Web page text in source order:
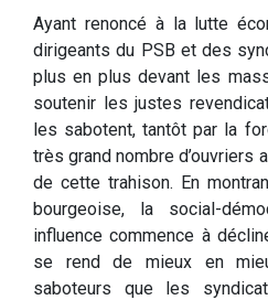
Ayant renoncé à la lutte
dirigeants du PSB et des
plus en plus devant les
soutenir les justes
les sabotent, tantôt par la
très grand nombre d’ouvriers
de cette trahison. En
bourgeoise, la social-
influence commence à
se rend de mieux en
saboteurs que les